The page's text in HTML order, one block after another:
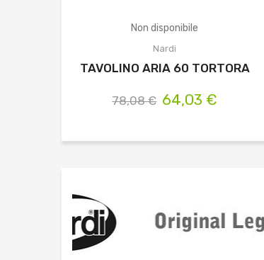
Non disponibile
Nardi
TAVOLINO ARIA 60 TORTORA
78,08 € 64,03 €